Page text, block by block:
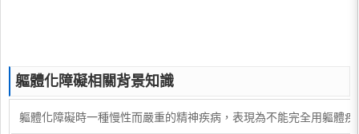
軀體化障礙相關背景知識
軀體化障礙時一種慢性而嚴重的精神疾病，表現為不能完全用軀體